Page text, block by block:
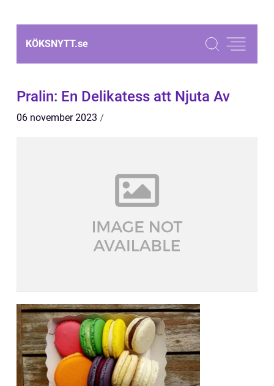
KÖKSNYTT.se
Pralin: En Delikatess att Njuta Av
06 november 2023